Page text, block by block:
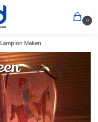
0
Lampion Maken